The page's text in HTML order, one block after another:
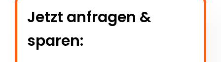
Jetzt anfragen &
sparen: